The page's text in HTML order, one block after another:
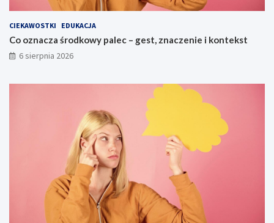
CIEKAWOSTKI EDUKACJA
Co oznacza środkowy palec – gest, znaczenie i kontekst
6 sierpnia 2026